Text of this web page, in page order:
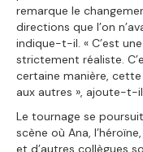
remarque le
directions que l’on
indique-t-il. « C’est
strictement réaliste.
certaine manière,
aux autres », ajoute-t-
Le tournage se
scène où Ana,
et d’autres collègues